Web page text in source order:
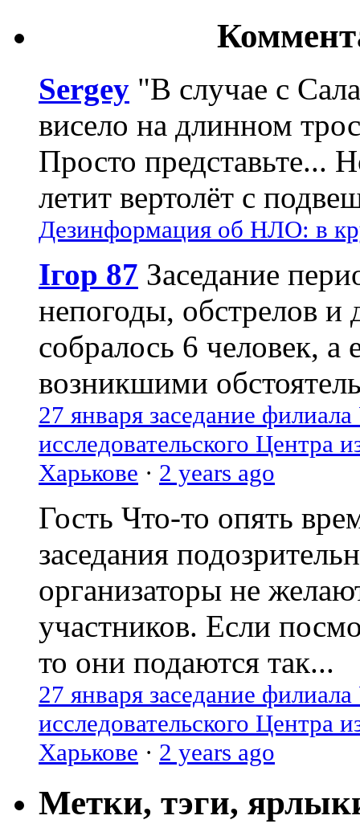
Sergey "В случае с
висело на длинном
Просто представьте...
летит вертолёт с
Дезинформация об НЛО: в
Ігор 87 Заседание
непогоды, обстрелов и
собралось 6 человек, а
возникшими
27 января заседание
исследовательского Центра
Харькове · 2 years ago
Гость Что-то опять
заседания
организаторы не
участников. Если
то они подаются так...
27 января заседание
исследовательского Центра
Харькове · 2 years ago
Метки, тэги,